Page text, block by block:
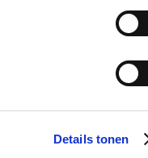
Details tonen
moet